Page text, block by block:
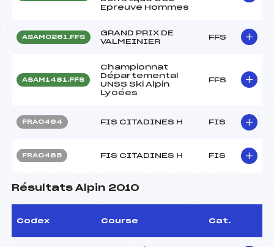
Epreuve Hommes
ASAM0261.FFS
GRAND PRIX DE
VALMEINIER
FFS
ASAM1481.FFS
Championnat
Départemental
UNSS Ski Alpin
Lycées
FFS
FRA0464 FIS CITADINES H FIS
FRA0465 FIS CITADINES H FIS
Résultats Alpin 2010
Codex Course Cat.